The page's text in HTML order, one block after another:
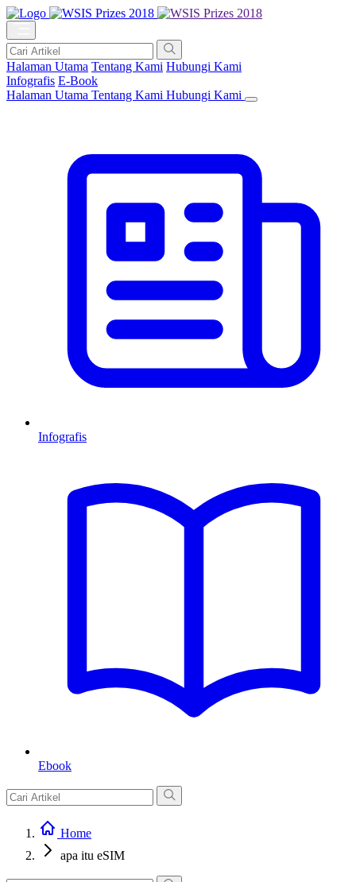
Halaman Utama Tentang Kami Hubungi Kami
Infografis E-Book
Halaman Utama Tentang Kami Hubungi Kami
Infografis
Ebook
Home
apa itu eSIM